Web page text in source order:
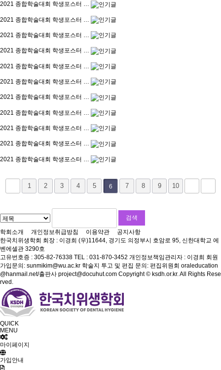
2021 종합학술대회 학생포스터 …
2021 종합학술대회 학생포스터 …
2021 종합학술대회 학생포스터 …
2021 종합학술대회 학생포스터 …
2021 종합학술대회 학생포스터 …
2021 종합학술대회 학생포스터 …
2021 종합학술대회 학생포스터 …
2021 종합학술대회 학생포스터 …
2021 종합학술대회 학생포스터 …
2021 종합학술대회 학생포스터 …
2021 종합학술대회 학생포스터 …
1 2 3 4 5 6 7 8 9 10
학회소개 개인정보취급방침 이용약관
공지사항
한국치위생학회 회장 : 이경희 (우)11644, 경기도 의정부시 호암로 95, 신한대학교 에
벤에셀관 3290호
고유번호증 : 305-82-76338 TEL : 031-870-3452 개인정보책임관리자 : 이경희 회원
가입문의: sunmikim@wu.ac.kr 학술지 투고 및 편집 문의: 편집위원회 oraleducation
@hanmail.net/출판사 project@docuhut.com Copyright © ksdh.or.kr. All Rights Rese
rved.
QUICK
MENU
마이페이지
가입안내